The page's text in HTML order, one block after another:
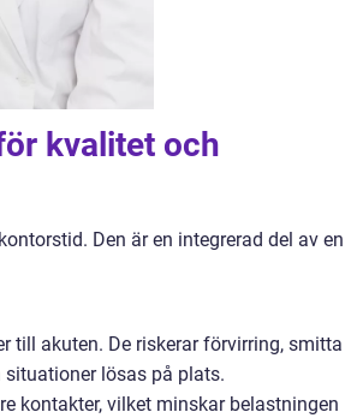
kvalitet och
Den är en integrerad del av en
till akuten. De riskerar förvirring, smitta
lösas på plats.
kontakter, vilket minskar belastningen